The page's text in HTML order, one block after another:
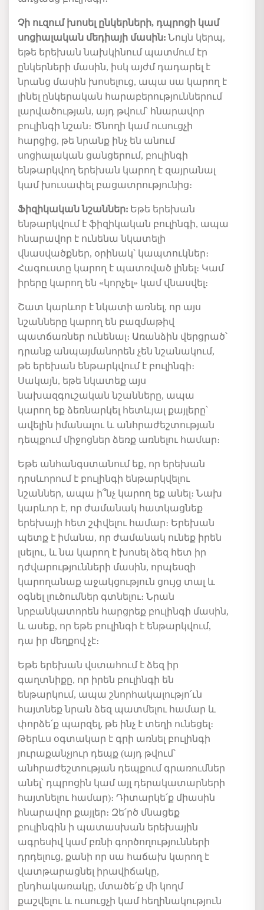
Չի ուզում խոսել ընկերների, դպրոցի կամ
սոցիալական մեդիայի մասին: Նույն կերպ,
եթե երեխաննախկինում պատմումէր
ընկերների մասին, իսկ այժմ դադարել է
նրանց մասին խոսելուց, ապա սա կարող է
լինել ընկերական հարաբերություններում
լարվածության, այդ թվում՝ հնարավոր
բուլինգ ի նշան։ Ծնողի կամ ուսուցչի
հարցից, թե նրանք ինչ են անում
սոցիալական ցանցերում, բուլինգի
ենթարկվող երեխան կարող է զայրանալ
կամ խուսափել բացատրությունից։
Ֆիզիկականնշաններ: Եթե երեխան
ենթարկվում է ֆիզիկական բուլինգի, ապա
հնարավոր է ունենանկատելի
վնասվածքներ, օրինակ՝ կապտուկներ։
Հագուստը կարող է պատռված լինել։ Կամ
իրերը կարող են «կորչել» կամ վնասվել։
Շատ կարևոր է նկատի առնել, որ այս
նշանները կարող են բազմաթիվ
պատճառներ ունենալ։ Առանձին վերցրած՝
դրանք անպայմանորեն չեն նշանակում,
թե երեխան ենթարկվում է բուլինգի։
Սակայն, եթենկատեք այս
նախազգուշական նշանները, ապա
կարող եք ձեռնարկել հետևյալ քայլերը՝
ավելին իմանալու և անհրաժեշտության
դեպքում միջոցներ ձեռք առնելու համար։
Եթե անհանգստանում եք, որ երեխան
դրսևորում է բուլինգի ենթարկվելու
նշաններ, ապա ի՞նչ կարող եք անել։ Նախ
կարևոր է, որ ժամանակ հատկացնեք
երեխայի հետ շփվելու համար։ Երեխան
պետք է իմանա, որ ժամանակ ունեք իրեն
լսելու, ևնա կարող է խոսել ձեզ հետ իր
դժվարություններ ի մասին, որպեսզի
կարողանաք աջակցություն ցույց տալ և
օգնել լուծումներ գտնելու։ Նրան
նրբանկատորեն հարցրեք բուլինգի մասին,
և ասեք, որ եթե բուլինգի է ենթարկվում,
դա իր մեղքով չէ։
Եթե երեխան վստահում է ձեզ իր
գաղտնիքը, որ իրեն բուլինգի են
ենթարկում, ապա շնորհակալությո՛ւն
հայտնեք նրան ձեզ պատմելու համար և
փորձե՛ք պարզել, թե ինչ է տեղի ունեցել։
Թերևս օգտակար է գրի առնել բուլինգի
յուրաքանչյուր դեպք (այդ թվում՝
անհրաժեշտության դեպքում գրառումներ
անել՝ դպրոցին կամ այլ դերակատարների
հայտնելուհամար)։ Դիտարկե՛ք միասին
հնարավոր քայլեր։ Զե՛րծ մնացեք
բուլինգին ի պատասխան երեխային
ագրեսիվ կամ բռնի գործողությունների
դրդելուց, քանի որ սա հաճախ կարող է
վատթարացնել իրավիճակը,
ընդհակառակը, մտածե՛ք մի կողմ
քաշվելու և ուսուցչի կամ հեղինակություն